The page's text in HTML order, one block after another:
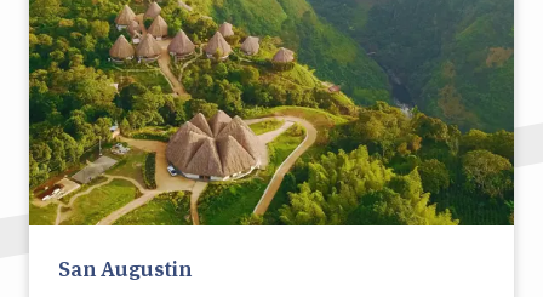
San Augustin